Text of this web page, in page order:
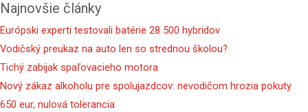
Najnovšie články
Európski experti testovali batérie 28 500 hybridov
Vodičský preukaz na auto len so strednou školou?
Tichý zabijak spaľovacieho motora
Nový zákaz alkoholu pre spolujazdcov: nevodičom hrozia pokuty
650 eur, nulová tolerancia